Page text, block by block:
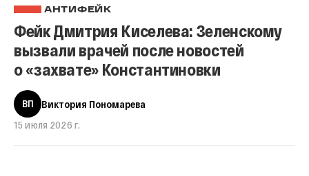
АНТИФЕЙК
Фейк Дмитрия Киселева: Зеленскому
вызвали врачей после новостей
о «захвате» Константиновки
ВП
Виктория Пономарева
15 июля 2026 г.